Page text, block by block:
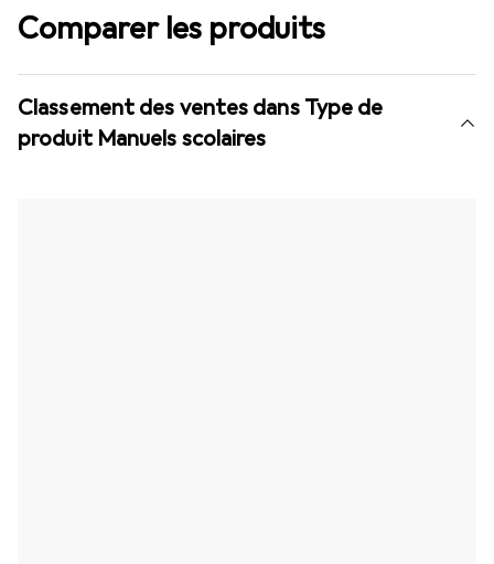
Comparer les produits
Classement des ventes dans Type de
produit Manuels scolaires